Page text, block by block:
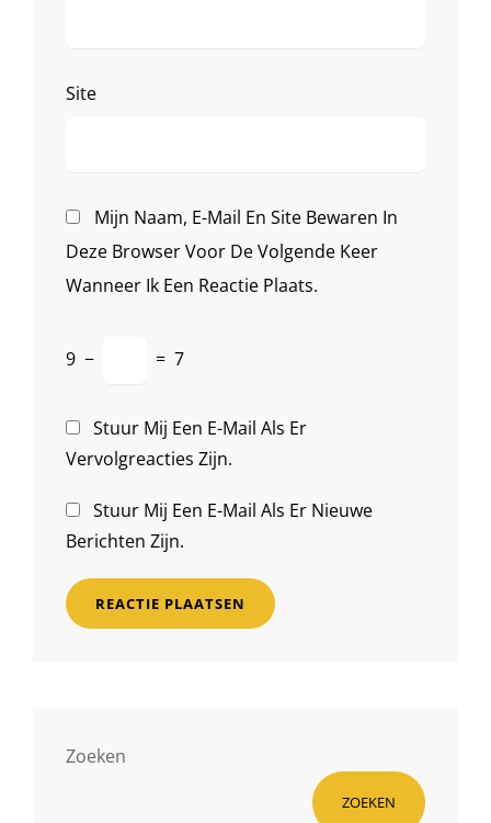
Site
Mijn Naam, E-Mail En Site Bewaren In
Deze Browser Voor De Volgende Keer
Wanneer Ik Een Reactie Plaats.
9 − = 7
Stuur Mij Een E-Mail Als Er
Vervolgreacties Zijn.
Stuur Mij Een E-Mail Als Er Nieuwe
Berichten Zijn.
Zoeken
ZOEKEN